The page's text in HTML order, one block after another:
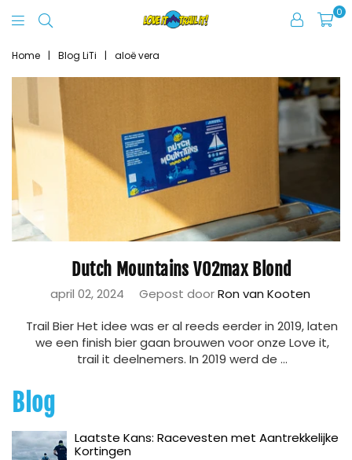
It
Trail
0
Home | Blog LiTi | aloë vera
Dutch Mountains VO2max Blond
april 02, 2024 Gepost doorRon van Kooten
Trail Bier Het idee was er al reeds eerder in 2019, laten
we een finish bier gaan brouwen voor onze Love it,
trail it deelnemers. In 2019 werd de ...
Blog
Laatste Kans: Racevesten met Aantrekkelijke
Kortingen